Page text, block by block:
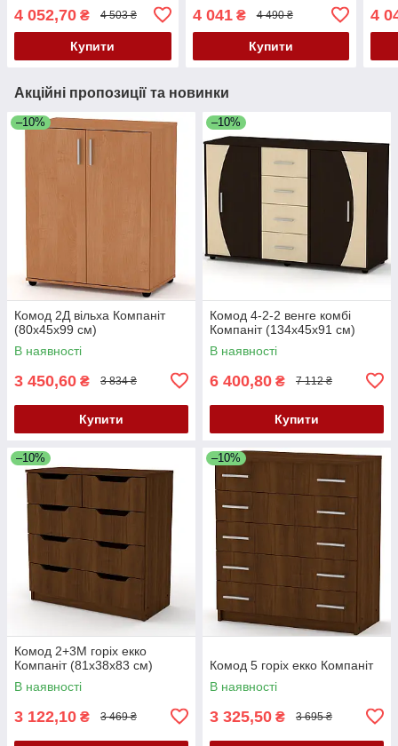
4 052,70 ₴ 4 503 ₴
Купити
4 041₴ 4 490 ₴
Купити
4
Акційні пропозиції та новинки
–10%
Комод 2Д вільха Компаніт
(80х45х99 см)
В наявності
3 450,60 ₴ 3 834 ₴
Купити
–10%
Комод 4-2-2 венге комбі
Компаніт (134х45х91 см)
В наявності
6 400,80 ₴ 7 112 ₴
Купити
–10%
Комод 2+3М горіх екко
Компаніт (81х38х83 см)
В наявності
3 122,10 ₴ 3 469 ₴
–10%
Комод 5 горіх екко Компаніт
В наявності
3 325,50 ₴ 3 695 ₴